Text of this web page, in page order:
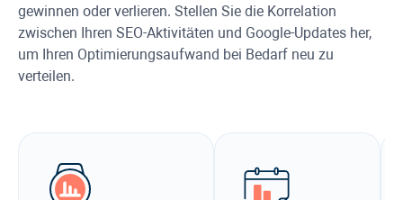
gewinnen oder verlieren. Stellen Sie die Korrelation
zwischen Ihren SEO-Aktivitäten und Google-Updates her,
um Ihren Optimierungsaufwand bei Bedarf neu zu
verteilen.